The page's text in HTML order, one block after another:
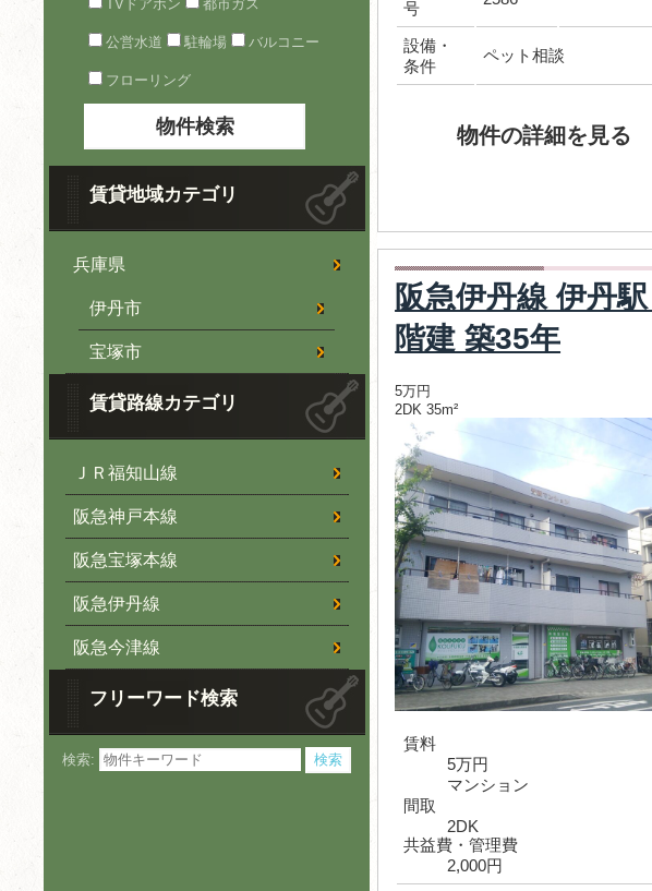
TVドアホン 都市ガス
公営水道 駐輪場 バルコニー
フローリング
賃貸地域カテゴリ
兵庫県
伊丹市
宝塚市
賃貸路線カテゴリ
ＪＲ福知山線
阪急神戸本線
阪急宝塚本線
阪急伊丹線
阪急今津線
フリーワード検索
検索:
号
設備・
条件
ペット相談
物件の詳細を見る
阪急伊丹線 伊丹
階建 築35年
5万円
2DK 35m²
賃料
5万円
マンション
間取
2DK
共益費・管理費
2,000円